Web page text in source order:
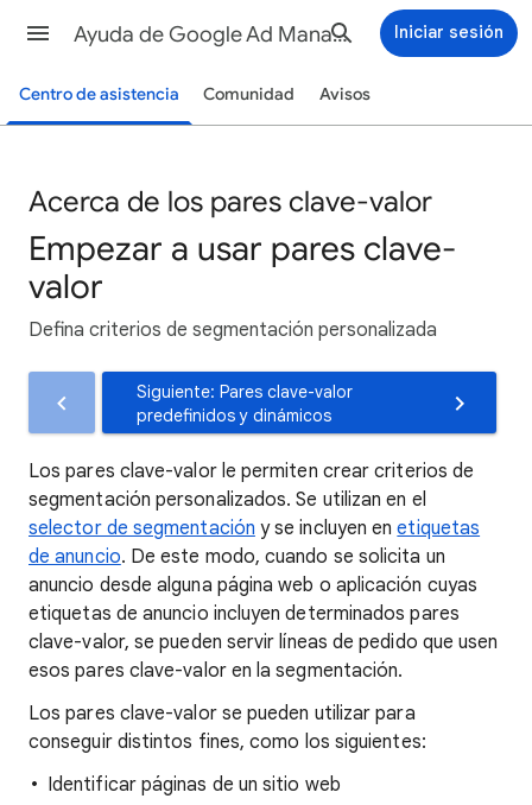
Ayuda de Google Ad Manager Iniciar sesión
Centro de asistencia Comunidad Avisos
Acerca de los pares clave-valor
Empezar a usar pares clave-
valor
Defina criterios de segmentación personalizada
Siguiente: Pares clave-valor
predefinidos y dinámicos
Los pares clave-valor le permiten crear criterios de
segmentación personalizados. Se utilizan en el
selector de segmentación y se incluyen enetiquetas
de anuncio. De este modo, cuando se solicita un
anuncio desde alguna página web o aplicación cuyas
etiquetas de anuncio incluyen determinados pares
clave-valor, se pueden servir líneas de pedido que usen
esos pares clave-valor en la segmentación.
Los pares clave-valor se pueden utilizar para
conseguir distintos fines, como los siguientes:
Identificar páginas de un sitio web